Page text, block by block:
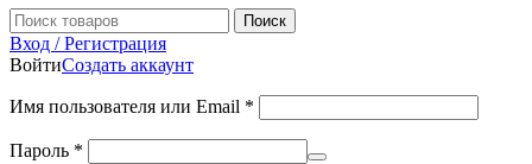
Поиск
Вход / Регистрация
ВойтиСоздать аккаунт
Имя пользователя или Email *
Пароль *